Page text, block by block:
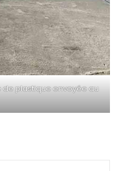
plastique envoyée au